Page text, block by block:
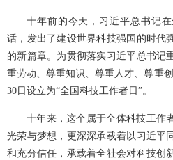
十年前的今天，习近平总书记
话，发出了建设世界科技强国的时代
的新篇章。为贯彻落实习近平总书记
重劳动、尊重知识、尊重人才、尊重
30日设立为“全国科技工作者日”。
十年来，这个属于全体科技工作
光荣与梦想，更深深承载着以习近平
和充分信任，承载着全社会对科技创